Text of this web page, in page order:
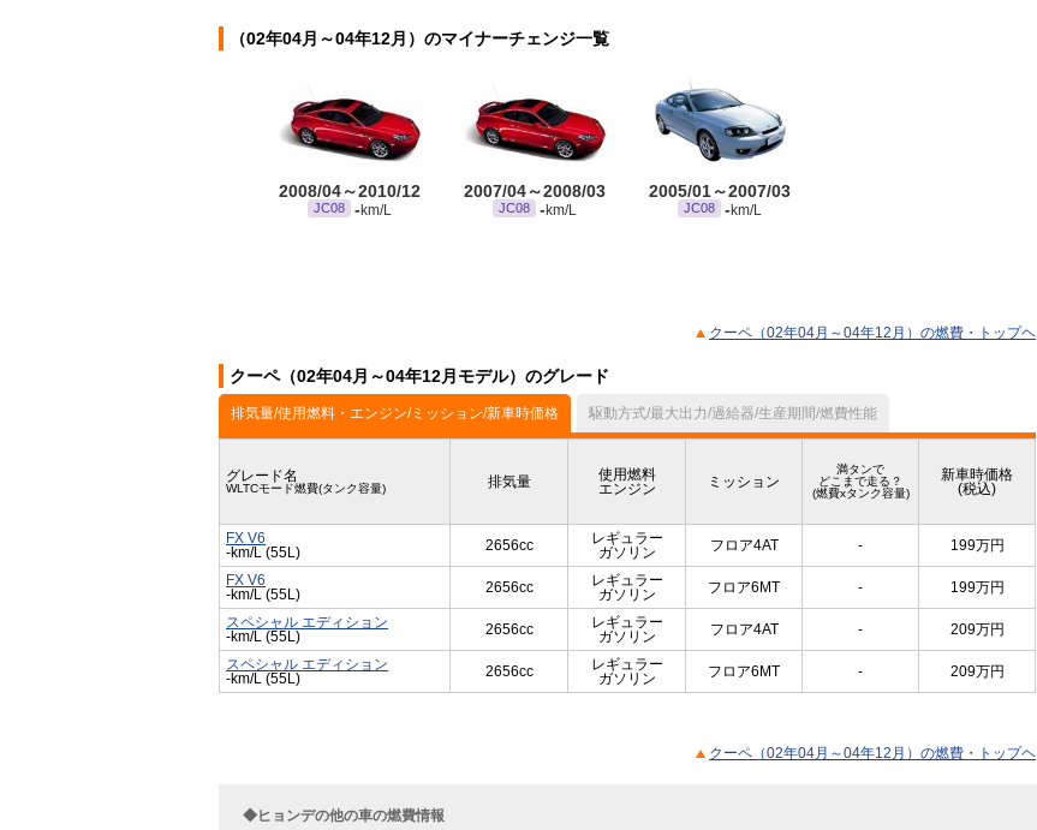
（02年04月～04年12月）のマイナーチェンジ一覧
2008/04～2010/12
JC08 - km/L
2007/04～2008/03
JC08 - km/L
2005/01～2007/03
JC08 - km/L
クーペ（02年04月～04年12月）の燃費・トップヘ
クーペ（02年04月～04年12月モデル）のグレード
排気量/使用燃料・エンジン/ミッション/新車時価格 駆動方式/最大出力/過給器/生産期間/燃費性能
グレード名
WLTCモード燃費(タンク容量) 排気量
使用燃料
エンジン
ミッション
満タンで
どこまで走る？
(燃費xタンク容量)
新車時価格
(税込)
FX V6
-km/L (55L)
2656cc
レギュラー
ガソリン
フロア4AT - 199万円
FX V6
-km/L (55L)
2656cc
レギュラー
ガソリン
フロア6MT - 199万円
スペシャル エディション
-km/L (55L)
2656cc
レギュラー
ガソリン
フロア4AT - 209万円
スペシャル エディション
-km/L (55L)
2656cc
レギュラー
ガソリン
フロア6MT - 209万円
クーペ（02年04月～04年12月）の燃費・トップヘ
◆ヒョンデの他の車の燃費情報